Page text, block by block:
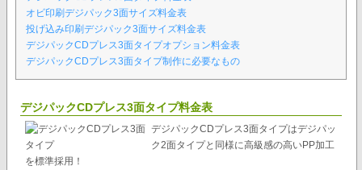
オビ印刷デジパック3面サイズ料金表
投げ込み印刷デジパック3面サイズ料金表
デジパックCDプレス3面タイプオプション料金表
デジパックCDプレス3面タイプ制作に必要なもの
デジパックCDプレス3面タイプ料金表
デジパックCDプレス3面タイプはデジパッ
ク2面タイプと同様に高級感の高いPP加工
を標準採用！